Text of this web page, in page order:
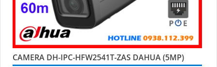
CAMERA DH-IPC-HFW2541T-ZAS DAHUA (5MP)